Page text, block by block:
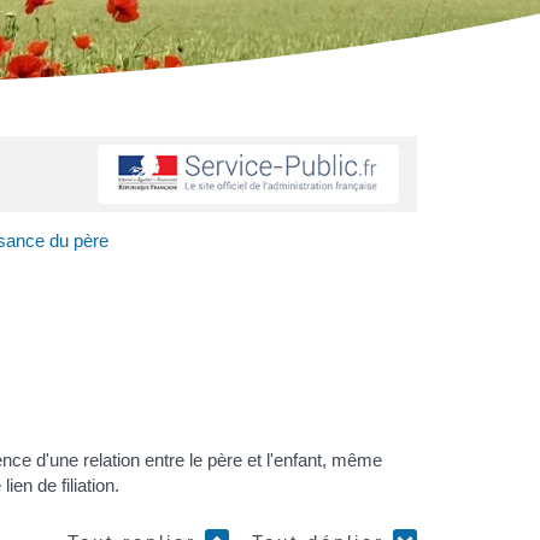
du père
d'une relation entre le père et l'enfant, même
de filiation.